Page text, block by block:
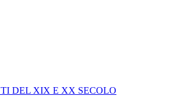
DEL XIX E XX SECOLO